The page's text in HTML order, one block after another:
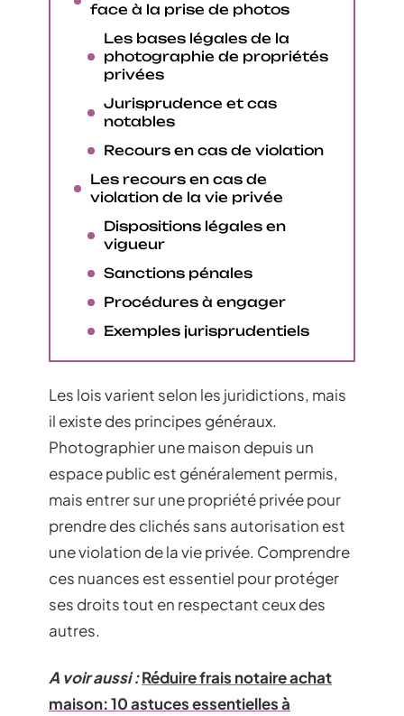
face à la prise de photos
Les bases légales de la
photographie de propriétés
privées
Jurisprudence et cas
notables
Recours en cas de violation
Les recours en cas de
violation de la vie privée
Dispositions légales en
vigueur
Sanctions pénales
Procédures à engager
Exemples jurisprudentiels
Les lois varient selon les juridictions, mais
il existe des principes généraux.
Photographier une maison depuis un
espace public est généralement permis,
mais entrer sur une propriété privée pour
prendre des clichés sans autorisation est
une violation de la vie privée. Comprendre
ces nuances est essentiel pour protéger
ses droits tout en respectant ceux des
autres.
A voir aussi :Réduire frais notaire achat
maison: 10 astuces essentielles à